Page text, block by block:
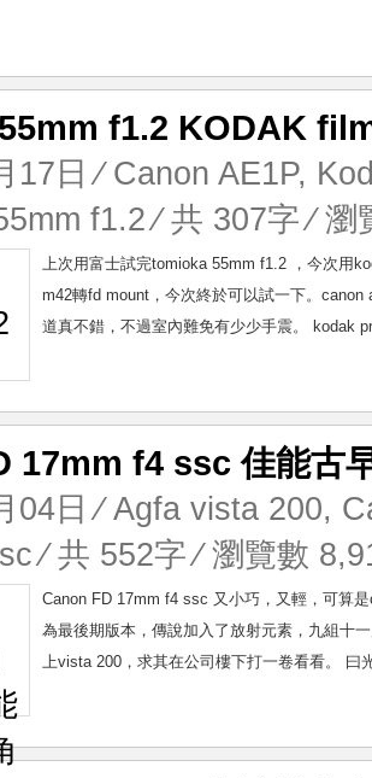
f1.2 KODAK
17日 ⁄ Canon AE1P,
f1.2⁄ 共 307字 ⁄
上次用富士試完tomioka 55mm f1.2 ，今次用
m42轉fd mount，今次終於可以試一下。
道真不錯，不過室內難免有少少手震。 kodak
17mm f4 ssc 佳能古
04日 ⁄Agfa vista 200,
⁄ 共 552字 ⁄ 瀏覽數
Canon FD 17mm f4 ssc 又小巧，又輕，可算
為最後期版本，傳說加入了放射元素，九組十
上vista 200，求其在公司樓下打一卷看看。 曰